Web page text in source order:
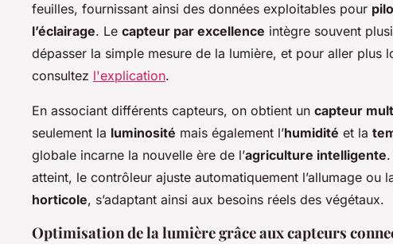
feuilles, fournissant ainsi des données exploitables pour
l’éclairage. Le capteur par excellence intègre souvent
dépasser la simple mesure de la lumière, et pour aller plus
consultez l'explication.
En associant différents capteurs, on obtient un capteur
seulement la luminosité mais également l’humidité et la
globale incarne la nouvelle ère de l’agriculture intelligente
atteint, le contrôleur ajuste automatiquement l’allumage ou
horticole, s’adaptant ainsi aux besoins réels des végétaux.
Optimisation de la lumière grâce aux capteurs